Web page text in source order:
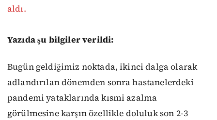
aldı.
Yazıda şu bilgiler verildi:
Bugün geldiğimiz noktada, ikinci dalga olarak
adlandırılan dönemden sonra hastanelerdeki
pandemi yataklarında kısmi azalma
görülmesine karşın özellikle doluluk son 2-3